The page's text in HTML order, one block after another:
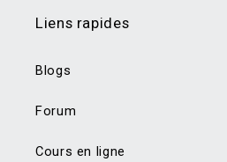
Liens rapides
Blogs
Forum
Cours en ligne